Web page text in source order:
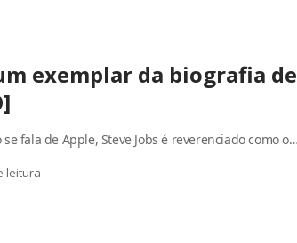
exemplar da biografia
fala de Apple, Steve Jobs é reverenciado como o…
leitura